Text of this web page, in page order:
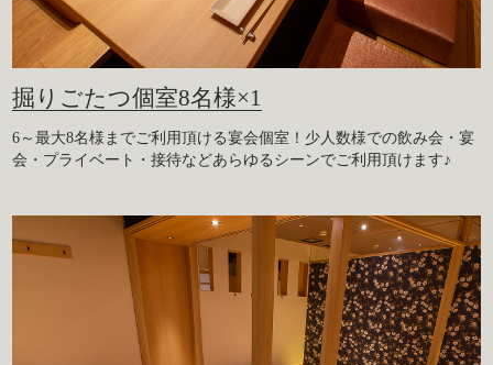
掘りごたつ個室8名様×1
6～最大8名様までご利用頂ける宴会個室！少人数様での飲み会・宴
会・プライベート・接待などあらゆるシーンでご利用頂けます♪